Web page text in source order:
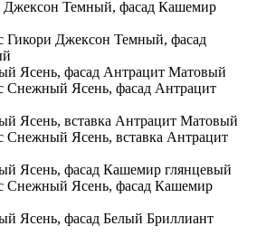
Гикори Джексон Темный, фасад
Снежный Ясень, фасад Антрацит
Снежный Ясень, вставка Антрацит
Снежный Ясень, фасад Кашемир